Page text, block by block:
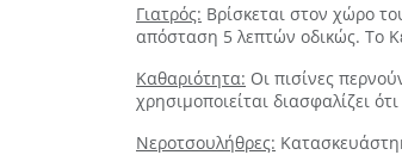
Γιατρός: Βρίσκεται στον χώρο
απόσταση 5 λεπτών οδικώς. Το
Καθαριότητα: Οι πισίνες
χρησιμοποιείται διασφαλίζει
Νεροτσουλήθρες: